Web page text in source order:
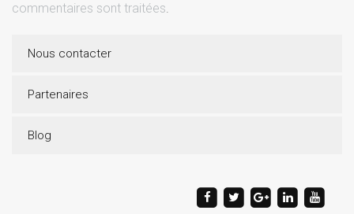
commentaires sont traitées.
Nous contacter
Partenaires
Blog